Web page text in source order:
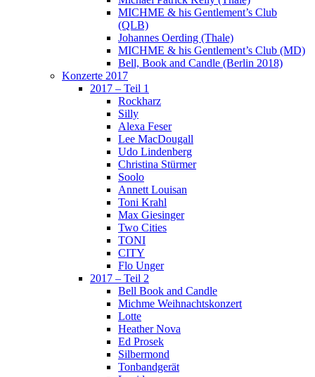
MICHME & his Gentlement’s Club
(QLB)
Johannes Oerding (Thale)
MICHME & his Gentlement’s Club (MD)
Bell, Book and Candle (Berlin 2018)
Konzerte 2017
2017 – Teil 1
Rockharz
Silly
Alexa Feser
Lee MacDougall
Udo Lindenberg
Christina Stürmer
Soolo
Annett Louisan
Toni Krahl
Max Giesinger
Two Cities
TONI
CITY
Flo Unger
2017 – Teil 2
Bell Book and Candle
Michme Weihnachtskonzert
Lotte
Heather Nova
Ed Prosek
Silbermond
Tonbandgerät